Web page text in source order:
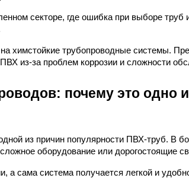
секторе, где ошибка при выборе труб
химстойкие трубопроводные системы.
из-за проблем коррозии и сложности
почему это одно
из причин популярности ПВХ-труб. В
оборудование или дорогостоящие
а сама система получается легкой и